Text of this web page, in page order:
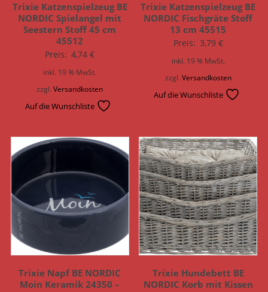
Trixie Katzenspielzeug BE
NORDIC Spielangel mit
Seestern Stoff 45 cm
45512
Preis: 4,74€
inkl. 19 % MwSt.
zzgl.Versandkosten
Auf die Wunschliste
Trixie Katzenspielzeug BE
NORDIC Fischgräte Stoff
13 cm 45515
Preis: 3,79 €
inkl. 19 % MwSt.
zzgl. Versandkosten
Auf die Wunschliste
Trixie Napf BE NORDIC
Moin Keramik 24350 –
Trixie Hundebett BE
NORDIC Korb mit Kissen